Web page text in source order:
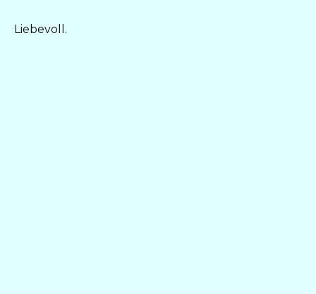
Liebevoll.